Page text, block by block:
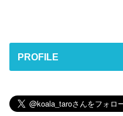
PROFILE